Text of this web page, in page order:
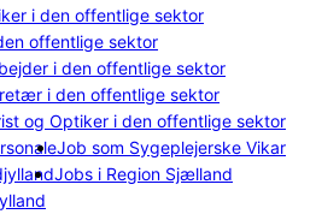
i den offentlige sektor
offentlige sektor
i den offentlige sektor
i den offentlige sektor
og Optiker i den offentlige sektor
Job som Sygeplejerske Vikar
Jobs i Region Sjælland